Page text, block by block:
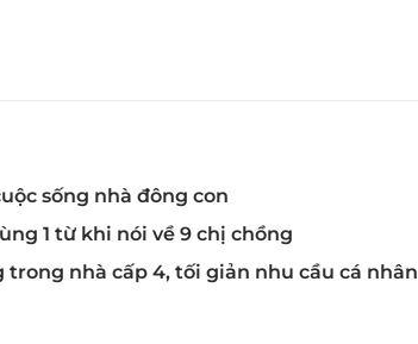
sống nhà đông con
1 từ khi nói về 9 chị chồng
nhà cấp 4, tối giản nhu cầu cá nhân